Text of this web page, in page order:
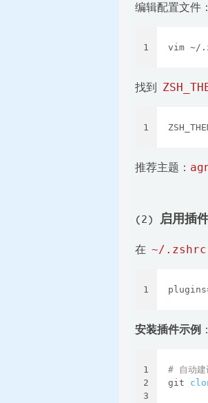
编辑配置文件：
1 vim ~/
找到
1
推荐主题：
(2) 启用插
在 ~/.zshrc
1
安装插件示例 ：
1
2
3
# 自动建
git